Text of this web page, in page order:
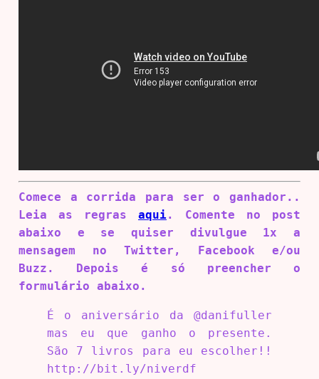
Comece a corrida para ser o ganhador..
Leia as regras aqui. Comente no post
abaixo e se quiser divulgue 1x a
mensagem no Twitter, Facebook e/ou
Buzz. Depois é só preencher o
formulário abaixo.
É o aniversário da @danifuller
mas eu que ganho o presente.
São 7 livros para eu escolher!!
http://bit.ly/niverdf